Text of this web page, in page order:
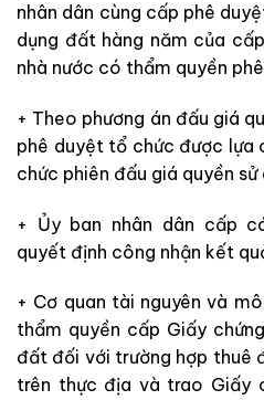
nhân dân cùng cấp phê
dụng đất hàng năm của
nhà nước có thẩm quyền
+ Theo phương án đấu giá
phê duyệt tổ chức được lựa
chức phiên đấu giá quyền sử
+ Ủy ban nhân dân cấp
quyết định công nhận kết
+ Cơ quan tài nguyên và
thẩm quyền cấp Giấy
đất đối với trường hợp thuê
trên thực địa và trao Giấy